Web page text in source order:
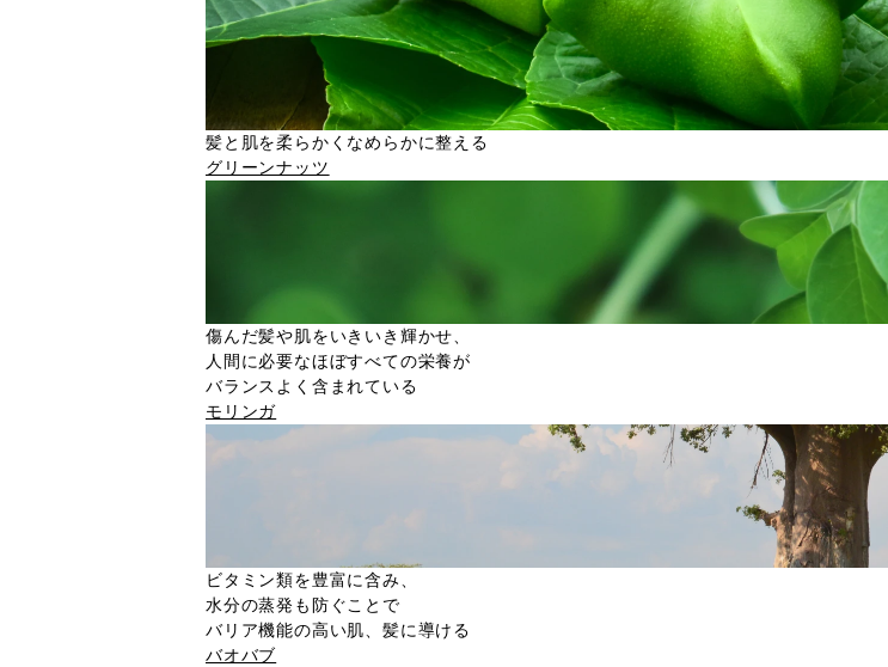
髪と肌を柔らかくなめらかに整える
グリーンナッツ
傷んだ髪や肌をいきいき輝かせ、
人間に必要なほぼすべての栄養が
バランスよく含まれている
モリンガ
ビタミン類を豊富に含み、
水分の蒸発も防ぐことで
バリア機能の高い肌、髪に導ける
バオバブ